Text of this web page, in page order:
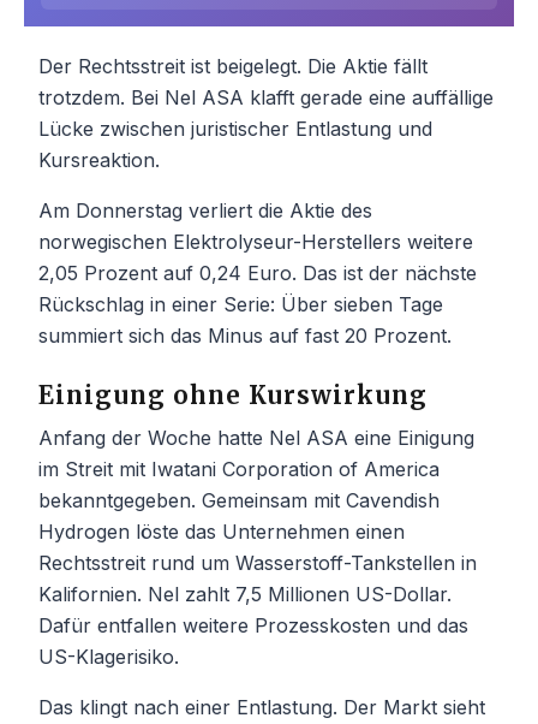
Der Rechtsstreit ist beigelegt. Die Aktie fällt
trotzdem. Bei Nel ASA klafft gerade eine auffällige
Lücke zwischen juristischer Entlastung und
Kursreaktion.
Am Donnerstag verliert die Aktie des
norwegischen Elektrolyseur-Herstellers weitere
2,05 Prozent auf 0,24 Euro. Das ist der nächste
Rückschlag in einer Serie: Über sieben Tage
summiert sich das Minus auf fast 20 Prozent.
Einigung ohne Kurswirkung
Anfang der Woche hatte Nel ASA eine Einigung
im Streit mit Iwatani Corporation of America
bekanntgegeben. Gemeinsam mit Cavendish
Hydrogen löste das Unternehmen einen
Rechtsstreit rund um Wasserstoff-Tankstellen in
Kalifornien. Nel zahlt 7,5 Millionen US-Dollar.
Dafür entfallen weitere Prozesskosten und das
US-Klagerisiko.
Das klingt nach einer Entlastung. Der Markt sieht